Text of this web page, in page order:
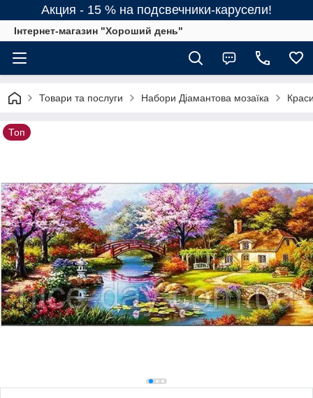
Акция - 15 % на подсвечники-карусели!
Інтернет-магазин "Хороший день"
Товари та послуги Набори Діамантова мозаїка
Топ